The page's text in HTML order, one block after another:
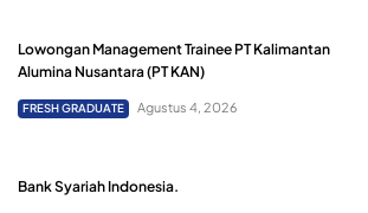
Lowongan Management Trainee PT Kalimantan
Alumina Nusantara (PT KAN)
FRESH GRADUATE Agustus 4, 2026
Bank Syariah Indonesia.